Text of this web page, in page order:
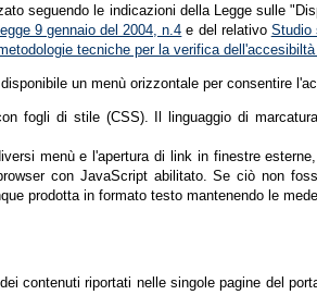
seguendo le indicazioni della Legge sulle
9 gennaio del 2004, n.4 e del relativo Studio
tecniche per la verifica
un menù orizzontale per consentire
fogli di stile (CSS). Il linguaggio di
menù e l'apertura di link in finestre
con JavaScript abilitato. Se ciò non
prodotta in formato testo mantenendo le
contenuti riportati nelle singole pagine del